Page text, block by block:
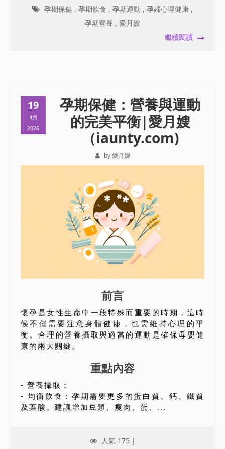
孕期保健 , 孕期飲食 , 孕期運動 , 孕婦心理健康 ,
孕期營養 , 愛月嫂
繼續閱讀
19
4月
2026
孕期保健：營養與運動
的完美平衡|愛月嫂
（iaunty.com)
by 愛月嫂
前言
懷孕是女性生命中一段特殊而重要的時期，這時
候不僅需要注意身體健康，也需維持心理的平
衡。合理的營養攝取與適當的運動是確保母嬰健
康的兩大關鍵。
重點內容
- 營養攝取：
- 均衡飲食：孕期需要更多的蛋白質、鈣、鐵質
及葉酸。建議增加豆類、瘦肉、蛋、...
人氣 175 |